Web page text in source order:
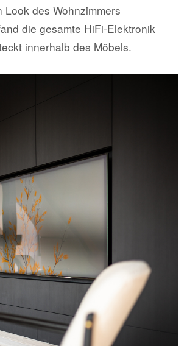
Look des Wohnzimmers
die gesamte HiFi-Elektronik
innerhalb des Möbels.